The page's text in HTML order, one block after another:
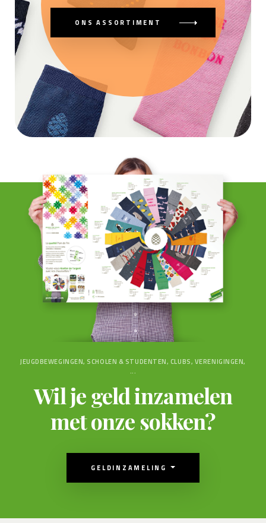
ONS ASSORTIMENT
JEUGDBEWEGINGEN, SCHOLEN & STUDENTEN, CLUBS, VERENIGINGEN,
...
Wil je geld inzamelen
met onze sokken?
GELDINZAMELING